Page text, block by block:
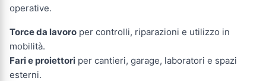
operative.
Torce da lavoro per controlli, riparazioni e utilizzo in
mobilità.
Fari e proiettori per cantieri, garage, laboratori e spazi
esterni.